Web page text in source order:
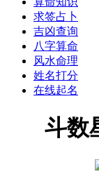
求签占卜
吉凶查询
八字算命
风水命理
姓名打分
在线起名
斗数